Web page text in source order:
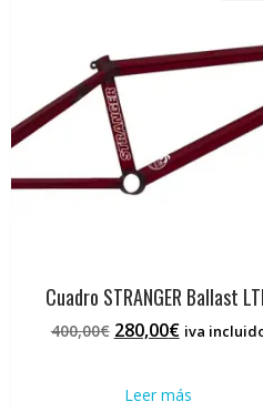
Cuadro STRANGER Ballast
400,00€ El
era:
280,00€El
es:
iva
Leer más